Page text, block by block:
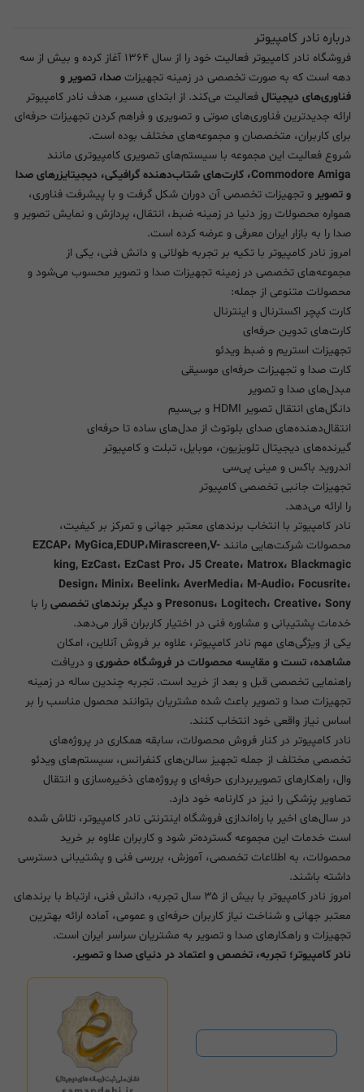
درباره نادر کامپیوتر
فروشگاه نادر کامپیوتر فعالیت خود را از سال ۱۳۶۴ آغاز کرده و بیش از سه
دهه است که به صورت تخصصی در زمینه تجهیزات صدا، تصویر و
فناوری‌های دیجیتال فعالیت می‌کند. از ابتدای مسیر، هدف نادر کامپیوتر
ارائه جدیدترین فناوری‌های صوتی و تصویری و فراهم کردن تجهیزات حرفه‌ای
برای کاربران، متخصصان و مجموعه‌های مختلف بوده است.
شروع فعالیت این مجموعه با سیستم‌های تصویری کامپیوتری مانند
Commodore Amiga، کارت‌های شتاب‌دهنده گرافیکی، دیجیتایزرهای صدا
و تصویر و تجهیزات تخصصی آن دوران شکل گرفت و با پیشرفت فناوری،
همواره محصولات روز دنیا در زمینه ضبط، انتقال، پردازش و نمایش تصویر و
صدا را به بازار ایران معرفی و عرضه کرده است.
امروز نادر کامپیوتر با تکیه بر تجربه طولانی و دانش فنی، یکی از
مجموعه‌های تخصصی در زمینه تجهیزات صدا و تصویر محسوب می‌شود و
محصولات متنوعی از جمله:
کارت کپچر اکسترنال و اینترنال
کارت‌های تدوین حرفه‌ای
تجهیزات استریم و ضبط ویدئو
کارت صدا و تجهیزات حرفه‌ای موسیقی
مبدل‌های صدا و تصویر
دانگل‌های انتقال تصویر HDMI و بی‌سیم
انتقال‌دهنده‌های صدای بلوتوث از مدل‌های ساده تا حرفه‌ای
گیرنده‌های دیجیتال تلویزیون، موبایل، تبلت و کامپیوتر
اندروید باکس و مینی پی‌سی
تجهیزات جانبی تخصصی کامپیوتر
را ارائه می‌دهد.
نادر کامپیوتر با انتخاب برندهای معتبر جهانی و تمرکز بر کیفیت،
محصولات شرکت‌هایی مانند EZCAP، MyGica,EDUP،Mirascreen,V-
king, EzCast، EzCast Pro، J5 Create، Matrox، Blackmagic
Design، Minix، Beelink، AverMedia، M-Audio، Focusrite،
Presonus، Logitech، Creative، Sony و دیگر برندهای تخصصی
را با
خدمات پشتیبانی و مشاوره فنی در اختیار کاربران قرار می‌دهد.
یکی از ویژگی‌های مهم نادر کامپیوتر، علاوه بر فروش آنلاین، امکان
مشاهده، تست و مقایسه محصولات در فروشگاه حضوری و دریافت
راهنمایی تخصصی قبل و بعد از خرید است. تجربه چندین ساله در زمینه
تجهیزات صدا و تصویر باعث شده مشتریان بتوانند محصول مناسب را بر
اساس نیاز واقعی خود انتخاب کنند.
نادر کامپیوتر در کنار فروش محصولات، سابقه همکاری در پروژه‌های
تخصصی مختلف از جمله تجهیز سالن‌های کنفرانس، سیستم‌های ویدئو
وال، راهکارهای تصویربرداری حرفه‌ای و پروژه‌های ذخیره‌سازی و انتقال
تصاویر پزشکی را نیز در کارنامه خود دارد.
در سال‌های اخیر با راه‌اندازی فروشگاه اینترنتی نادر کامپیوتر، تلاش شده
است خدمات این مجموعه گسترده‌تر شود و کاربران علاوه بر خرید
محصولات، به اطلاعات تخصصی، آموزش، بررسی فنی و پشتیبانی دسترسی
داشته باشند.
امروز نادر کامپیوتر با بیش از ۳۵ سال تجربه، دانش فنی، ارتباط با برندهای
معتبر جهانی و شناخت نیاز کاربران حرفه‌ای و عمومی، آماده ارائه بهترین
تجهیزات و راهکارهای صدا و تصویر به مشتریان سراسر ایران است.
نادر کامپیوتر؛ تجربه، تخصص و اعتماد در دنیای صدا و تصویر.